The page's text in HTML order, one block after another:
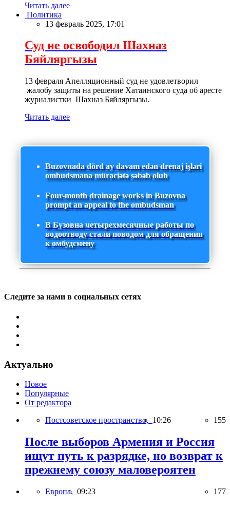
Читать далее
Политика
13 февраль 2025, 17:01
Суд не освободил Шахназ
Бяйляргызы
13 февраля Апелляционный суд не удовлетворил
жалобу защиты на решение Хатаинского суда об аресте
журналистки Шахназ Бяйляргызы.
Читать далее
Buzovnada dörd ay davam edən drenaj işləri
ombudsmana müraciətə səbəb olub
Four-month drainage works in Buzovna
prompt an appeal to the ombudsman
В Бузовна четырехмесячные работы по
водоотводу стали поводом для обращения
к омбудсмену
Следите за нами в социальных сетях
Актуально
Новое
Популярные
От редактора
Постсоветское пространство, 10:26 155
После выборов Армения и Россия
ищут путь к разрядке, но возврат к
прежнему союзу маловероятен
Европа, 09:23 177